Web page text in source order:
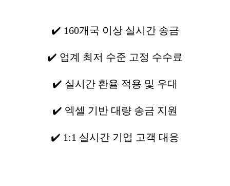
✔️ 160개국 이상 실시간 송금
✔️ 업계 최저 수준 고정 수수료
✔️ 실시간 환율 적용 및 우대
✔️ 엑셀 기반 대량 송금 지원
✔️ 1:1 실시간 기업 고객 대응